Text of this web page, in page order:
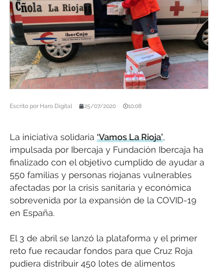
Escrito por Haro Digital 25/07/2020 10:08
La iniciativa solidaria ‘Vamos La Rioja’,
impulsada por Ibercaja y Fundación Ibercaja ha
finalizado con el objetivo cumplido de ayudar a
550 familias y personas riojanas vulnerables
afectadas por la crisis sanitaria y económica
sobrevenida por la expansión de la COVID-19
en España.
El 3 de abril se lanzó la plataforma y el primer
reto fue recaudar fondos para que Cruz Roja
pudiera distribuir 450 lotes de alimentos